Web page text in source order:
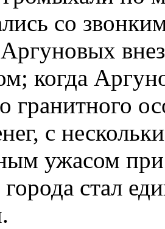
со
когда
гранитного
с
ужасом
города стал